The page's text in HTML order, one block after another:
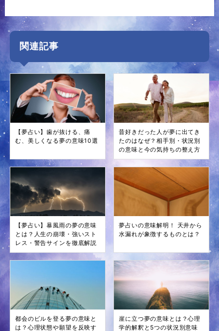
関連記事
【夢占い】歯が抜ける、痛
む、美しくなる夢の意味10選
昔好きだった人が夢に出てき
たのはなぜ？相手別・状況別
の意味と今の気持ちの整え方
【夢占い】暴風雨の夢の意味
とは？人生の崩壊・強いスト
レス・警告サインを徹底解説
夢占いの意味解明！ 天井から
水漏れが象徴するものとは？
都会のビルを登る夢の意味と
は？心理状態や願望を反映す
崖に立つ夢の意味とは？心理
学的解釈と5つの状況別意味